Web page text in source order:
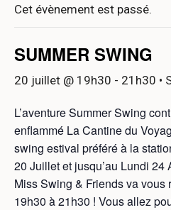
Cet évènement est passé.
SUMMER SWING
20 juillet @ 19h30 - 21h30 •
L’aventure Summer Swing
enflammé La Cantine du
swing estival préféré à la
20 Juillet et jusqu’au Lundi 24
Miss Swing & Friends va
19h30 à 21h30 ! Vous allez